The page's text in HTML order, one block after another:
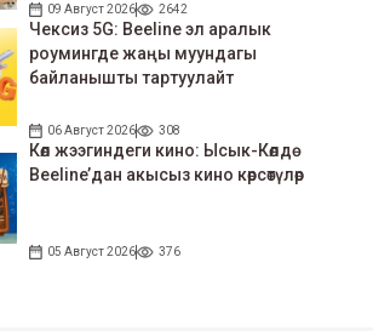
09 Август 2026 2642
Чексиз 5G: Beeline эл аралык
роумингде жаңы муундагы
байланышты тартуулайт
06 Август 2026 308
Көл жээгиндеги кино: Ысык-Көлдө
Beeline’дан акысыз кино көрсөтүлөр
05 Август 2026 376